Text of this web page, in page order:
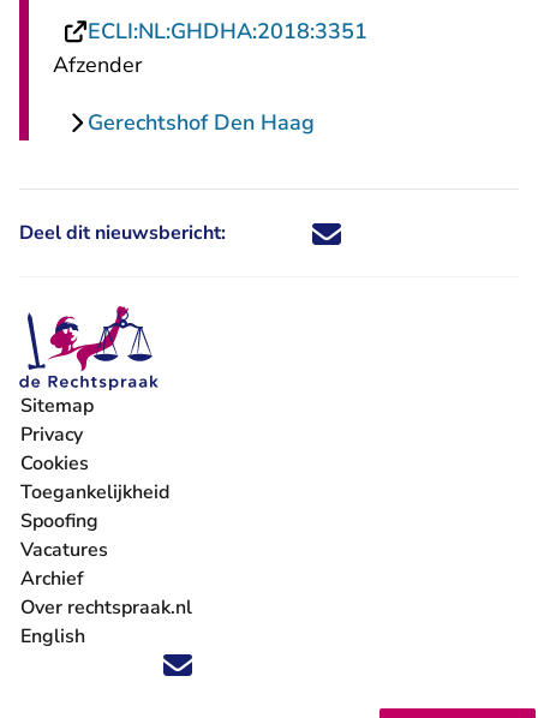
ECLI:NL:GHDHA:2018:3351
Afzender
Gerechtshof Den Haag
Deel dit nieuwsbericht: Deel dit nieuwsbericht via X -
Deel dit nieuwsbericht via
Deel dit nieuwsbericht
Deel dit
Volg ons op X (Twitter) - U verlaat Rechtspraak.nl
Volg ons op Facebook - U verlaat Rechtspraak.nl
Volg ons op Instagram - U verlaat Rechtspraak.nl
Volg ons op Youtube - U verlaat Rechtspraak.nl
Volg ons op LinkedIn - U verlaat
'Blijf op de hoogte' nieuwsbrief - U verlaat
Sitemap
Privacy
Cookies
Toegankelijkheid
Spoofing
Vacatures
- U verlaat Rechtspraak.nl
Archief
Over rechtspraak.nl
English